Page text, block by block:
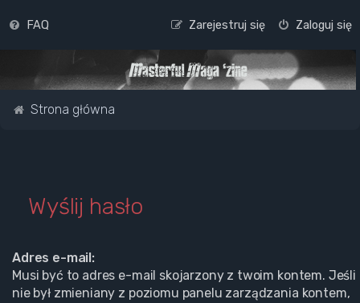
FAQ Zaloguj się
Zarejestruj się
Strona główna
Wyślij hasło
Adres e-mail:
Musi być to adres e-mail skojarzony z twoim kontem. Jeśli
nie był zmieniany z poziomu panelu zarządzania kontem,